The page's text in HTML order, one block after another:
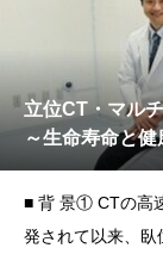
立位CT・マル
～生命寿命と
■ 背 景① CTの高
発されて以来、臥